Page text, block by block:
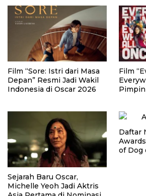
Film “Sore: Istri dari Masa
Depan” Resmi Jadi Wakil
Indonesia di Oscar 2026
Film
Pimpin
Sejarah Baru Oscar,
Michelle Yeoh Jadi Aktris
Daftar
of Dog